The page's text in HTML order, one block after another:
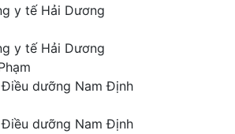
y tế Hải Dương
y tế Hải Dương
dưỡng Nam Định
dưỡng Nam Định